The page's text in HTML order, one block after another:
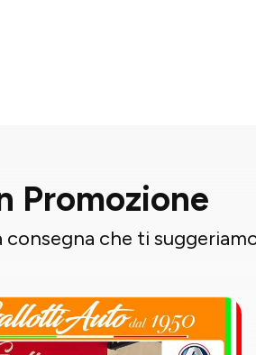
Promozione
che ti